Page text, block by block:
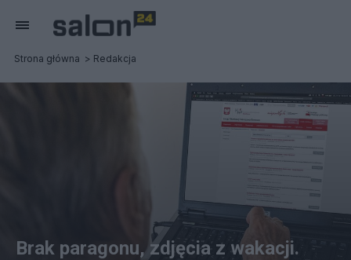
Strona główna Redakcja
Brak paragonu, zdjęcia z wakacji.